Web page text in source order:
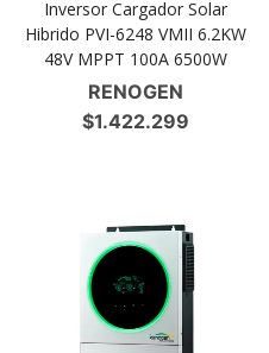
Inversor Cargador Solar
Hibrido PVI-6248 VMII 6.2KW
48V MPPT 100A 6500W
RENOGEN
$1.422.299